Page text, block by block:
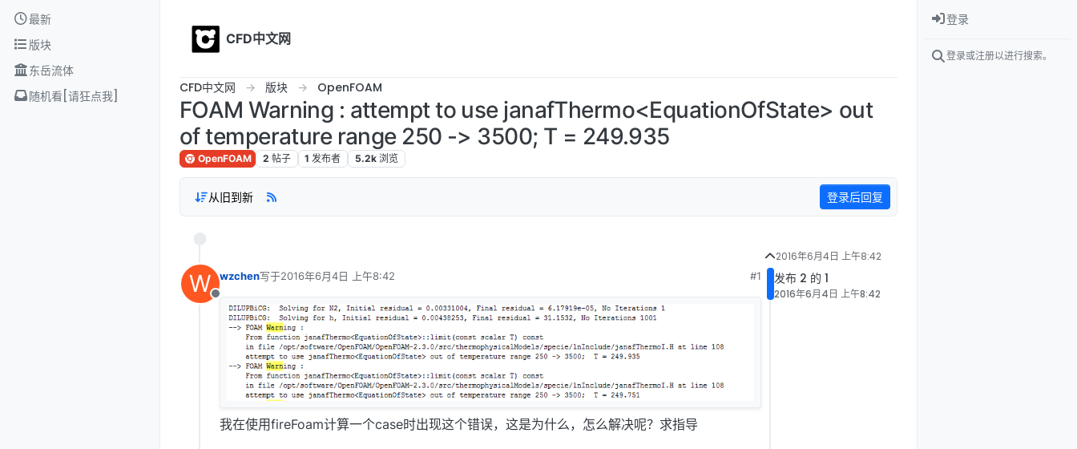
Skip to content
最新
版块
东岳流体
随机看[请狂点我]
CFD中文网
CFD中文网 版块 OpenFOAM
FOAM Warning : attempt to use janafThermo<EquationOfState> out
of temperature range 250 -> 3500; T = 249.935
OpenFOAM 2 帖子 1 发布者 5.2k 浏览
从旧到新 登录后回复
W
离线
wzchen写于2016年6月4日 上午8:42
最后由 编辑
#1
我在使用fireFoam计算一个case时出现这个错误，这是为什么，怎么解决呢？求指导
2016年6月4日 上午8:42
发布 2 的 1
2016年6月4日 上午8:42
登录
登录或注册以进行搜索。